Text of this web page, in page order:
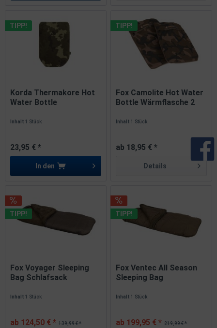
TIPP!
Korda Thermakore Hot
Water Bottle
Inhalt1 Stück
23,95 € *
In den
TIPP!
Fox Camolite Hot Water
Bottle Wärmflasche 2
Inhalt1 Stück
ab 18,95 € *
Details
TIPP!
Fox Voyager Sleeping
Bag Schlafsack
Inhalt1 Stück
139,99 € *
ab 124,50 € *
TIPP!
Fox Ventec All Season
Sleeping Bag
Inhalt1 Stück
219,99 € *
ab 199,95 € *